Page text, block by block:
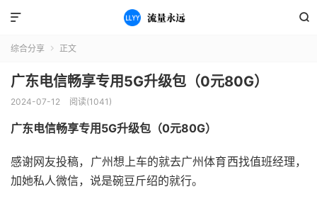


综合分享  正文
广东电信畅享专用5G升级包（0元80G）
2024-07-12 阅读(1041)
广东电信畅享专用5G升级包（0元80G）
感谢网友投稿，广州想上车的就去广州体育西找值班经理，
加她私人微信，说是碗豆斤绍的就行。